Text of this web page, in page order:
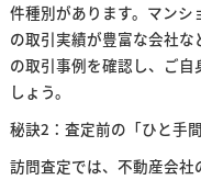
件種別があります。マン
の取引実績が豊富な会社
の取引事例を確認し、ご
しょう。
秘訣2：査定前の「ひと手
訪問査定では、不動産会社